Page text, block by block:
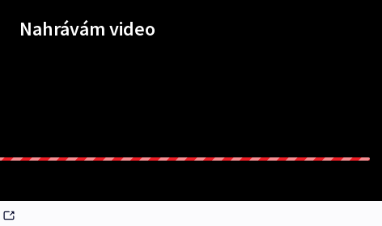
Nahrávám video